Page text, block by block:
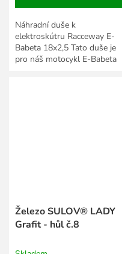
Náhradní duše k
elektroskútru Racceway E-
Babeta 18x2,5 Tato duše je
pro náš motocykl E-Babeta
Železo SULOV® LADY
Grafit - hůl č.8